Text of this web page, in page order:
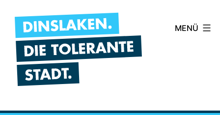
Inhalt
springen
MENÜ